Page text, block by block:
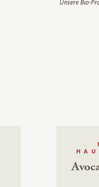
Unsere Bio-